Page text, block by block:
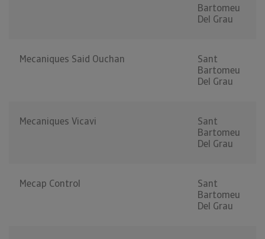
Bartomeu
Del Grau
Mecaniques Said Ouchan
Sant
Bartomeu
Del Grau
Mecaniques Vicavi
Sant
Bartomeu
Del Grau
Mecap Control
Sant
Bartomeu
Del Grau